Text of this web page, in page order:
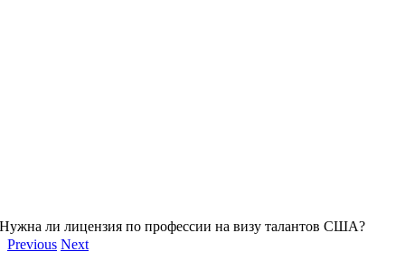
Нужна ли лицензия по профессии на визу талантов США?
Previous Next